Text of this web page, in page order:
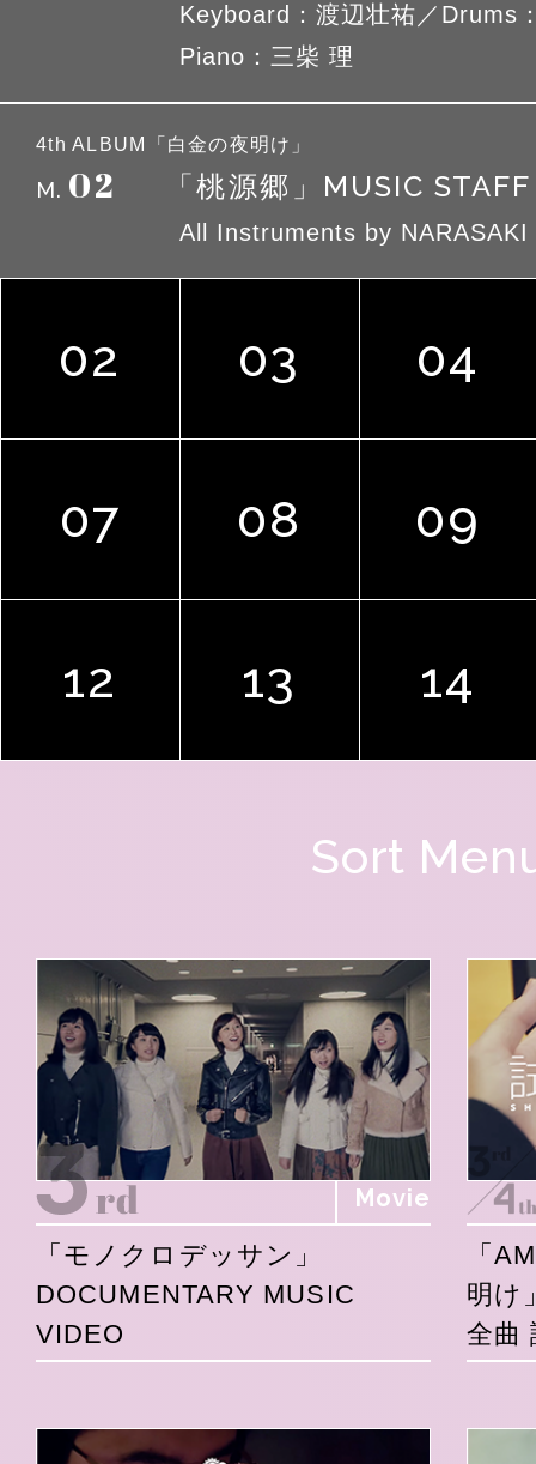
Keyboard：渡辺壮祐／Drums
Piano：三柴 理
4th ALBUM「白金の夜明け」
M. 02 「桃源郷」 MUSIC STAFF
All Instruments by NARASAKI
02 03 04
07 08 09
12 13 14
Sort
Movie
「モノクロデッサン」
DOCUMENTARY MUSIC
VIDEO
「
明け
全曲